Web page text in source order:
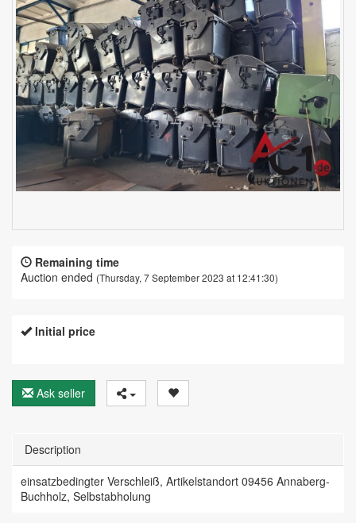
Remaining time
Auction ended (Thursday, 7 September 2023 at 12:41:30)
Initial price
Ask seller
Description
einsatzbedingter Verschleiß, Artikelstandort 09456 Annaberg-
Buchholz, Selbstabholung